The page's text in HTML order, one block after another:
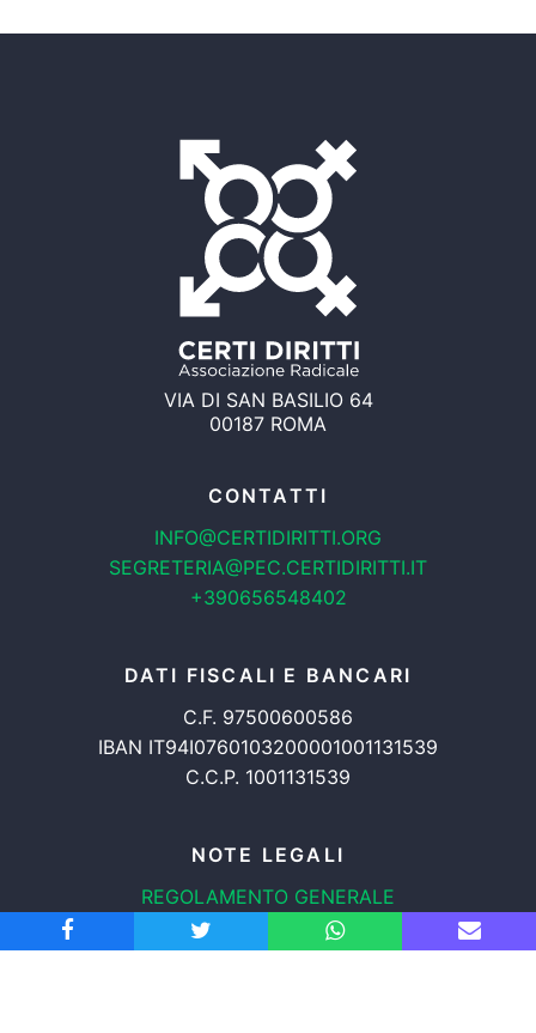
VIA DI SAN BASILIO 64
00187 ROMA
CONTATTI
INFO@CERTIDIRITTI.ORG
SEGRETERIA@PEC.CERTIDIRITTI.IT
+390656548402
DATI FISCALI E BANCARI
C.F. 97500600586
IBAN IT94I0760103200001001131539
C.C.P. 1001131539
NOTE LEGALI
REGOLAMENTO GENERALE
PROTEZIONE DATI
INFORMATIVA COOKIES